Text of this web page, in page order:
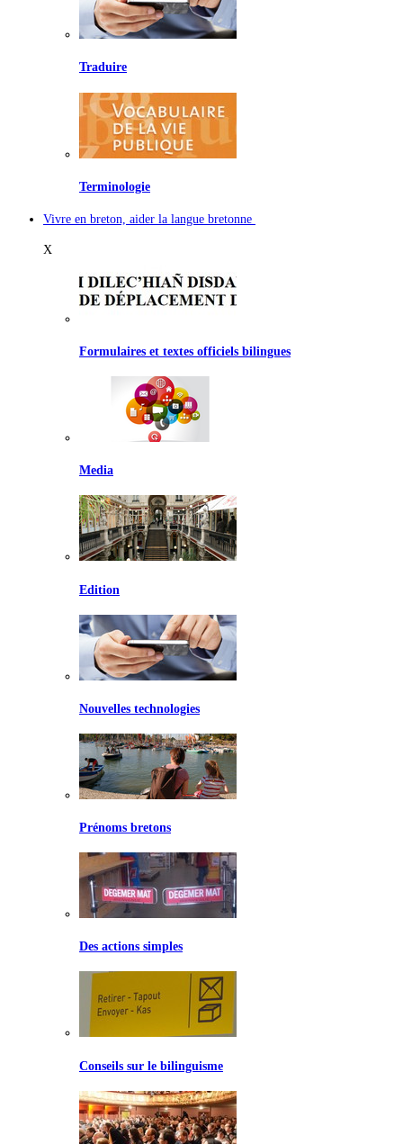
Traduire
Terminologie
Vivre en breton, aider la langue bretonne
X
Formulaires et textes officiels bilingues
Media
Edition
Nouvelles technologies
Prénoms bretons
Des actions simples
Conseils sur le bilinguisme